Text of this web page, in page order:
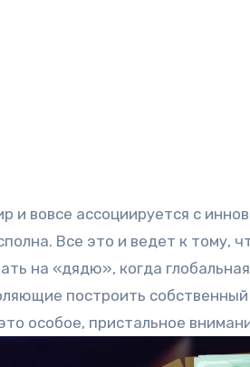
и вовсе ассоциируется с
Все это и ведет к тому,
на «дядю», когда
построить
особое, пристальное